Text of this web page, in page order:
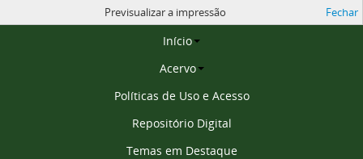
Página inicial
Início
Acervo
Políticas de Uso e Acesso
Repositório Digital
Temas em Destaque
Previsualizar a impressão Fechar